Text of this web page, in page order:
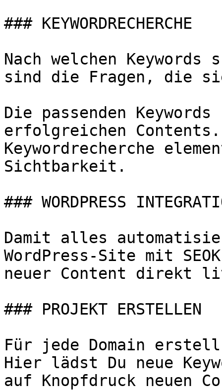
### KEYWORDRECHERCHE
Nach welchen Keywords
sind die Fragen, die sie
Die passenden
erfolgreichen
Keywordrecherche
Sichtbarkeit.
### WORDPRESS
Damit alles
WordPress-Site mit
neuer Content direkt
### PROJEKT ERSTELLEN
Für jede Domain
Hier lädst Du neue
auf Knopfdruck neuen